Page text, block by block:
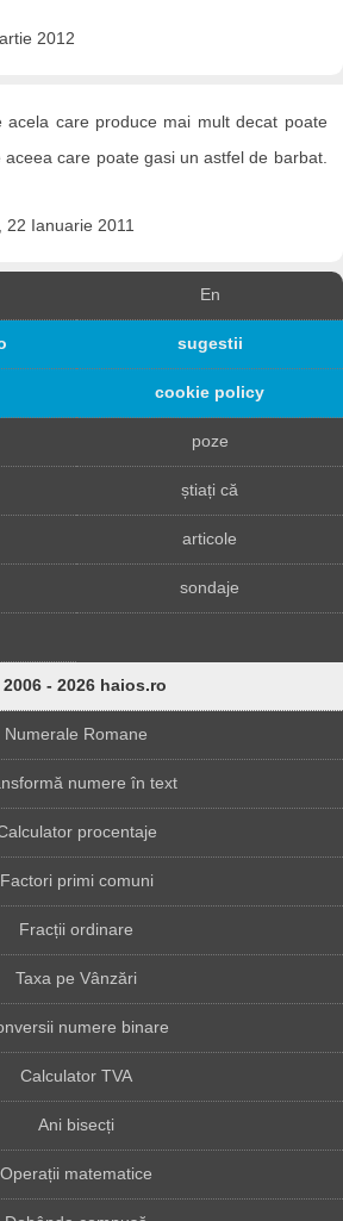
2012
acela care produce mai mult decat poate
care poate gasi un astfel de barbat.
22 Ianuarie 2011
En
sugestii
cookie policy
poze
știați că
articole
sondaje
- 2026 haios.ro
Numerale Romane
numere în text
procentaje
Factori primi comuni
Fracții ordinare
Taxa pe Vânzări
numere binare
Calculator TVA
Ani bisecți
Operații matematice